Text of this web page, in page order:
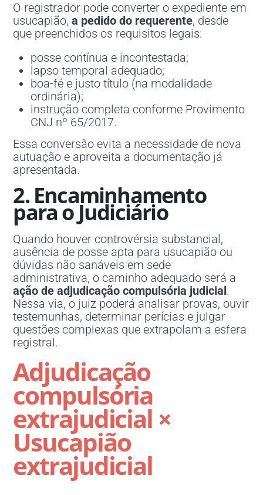
O registrador pode converter o expediente em
usucapião,a pedido do requerente, desde
que preenchidos os requisitos legais:
posse contínua e incontestada;
lapso temporal adequado;
boa-fé e justo título (na modalidade
ordinária);
instrução completa conforme Provimento
CNJ nº 65/2017.
Essa conversão evita a necessidade de nova
autuação e aproveita a documentação já
apresentada.
2. Encaminhamento
para o Judiciário
Quando houver controvérsia substancial,
ausência de posse apta para usucapião ou
dúvidas não sanáveis em sede
administrativa, o caminho adequado será a
ação de adjudicação compulsória judicial.
Nessa via, o juiz poderá analisar provas, ouvir
testemunhas, determinar perícias e julgar
questões complexas que extrapolam a esfera
registral.
Adjudicação
compulsória
extrajudicial ×
Usucapião
extrajudicial